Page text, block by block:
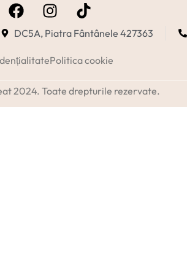
DC5A, Piatra Fântânele 427363
Politica cookie
2024. Toate drepturile rezervate.